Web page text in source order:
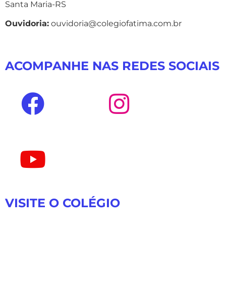
Santa Maria-RS
Ouvidoria: ouvidoria@colegiofatima.com.br
ACOMPANHE NAS REDES SOCIAIS
VISITE O COLÉGIO